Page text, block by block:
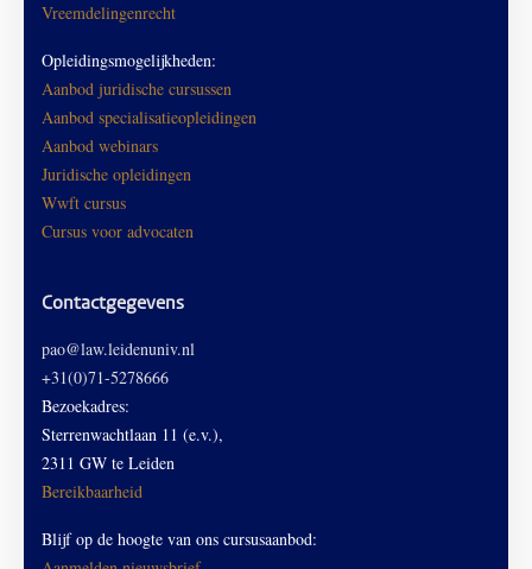
Vreemdelingenrecht
Opleidingsmogelijkheden:
Aanbod juridische cursussen
Aanbod specialisatieopleidingen
Aanbod webinars
Juridische opleidingen
Wwft cursus
Cursus voor advocaten
Contactgegevens
pao@law.leidenuniv.nl
+31(0)71-5278666
Bezoekadres:
Sterrenwachtlaan 11 (e.v.),
2311 GW te Leiden
Bereikbaarheid
Blijf op de hoogte van ons cursusaanbod: